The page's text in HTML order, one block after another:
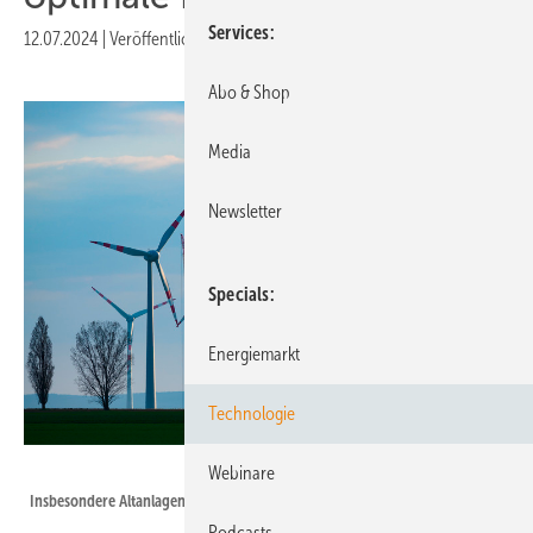
12.07.2024 Veröffentlicht inAusgabe 06-2024
Insbesondere Altanlagen verfügen meist über ungenutzte Potenziale.
Services
Abo & Shop
Media
Newsletter
Specials
Energiemarkt
Technologie
Webinare